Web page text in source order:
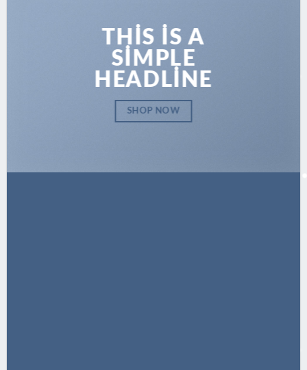
THIS IS A
SIMPLE
HEADLINE
SHOP NOW